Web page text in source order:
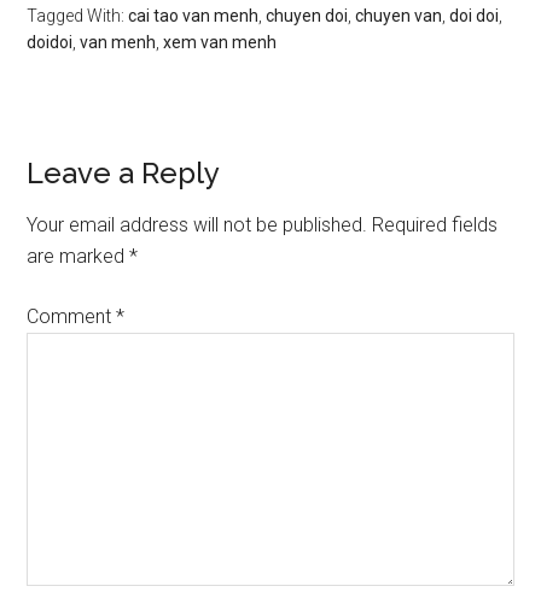
Tagged With:cai tao van menh ,chuyen doi ,chuyen van ,doi doi
doidoi ,van menh ,xem van menh
Reader
Interactions
Leave a Reply
Your email address will not be published. Required fields
are marked*
Comment*